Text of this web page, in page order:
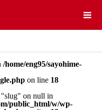
/home/eng95/sayohime-
on line 18
"slug" on null in
public_html/w/wp-